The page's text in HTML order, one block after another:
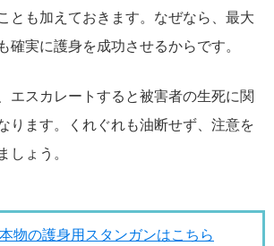
とも加えておきます。なぜなら、最大
確実に護身を成功させるからです。
エスカレートすると被害者の生死に関
ります。くれぐれも油断せず、注意を
ょう。
物の護身用スタンガンはこちら